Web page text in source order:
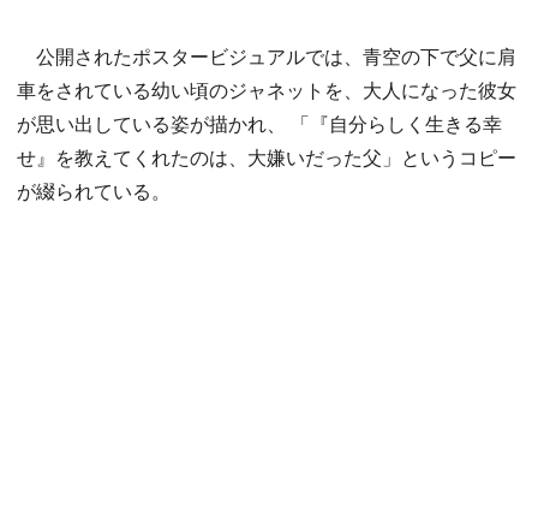
公開されたポスタービジュアルでは、青空の下で父に肩
車をされている幼い頃のジャネットを、大人になった彼女
が思い出している姿が描かれ、 「『自分らしく生きる幸
せ』を教えてくれたのは、大嫌いだった父」というコピー
が綴られている。